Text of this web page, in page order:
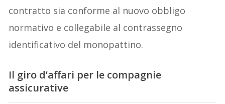
contratto sia conforme al nuovo obbligo
normativo e collegabile al contrassegno
identificativo del monopattino.
Il giro d’affari per le compagnie
assicurative